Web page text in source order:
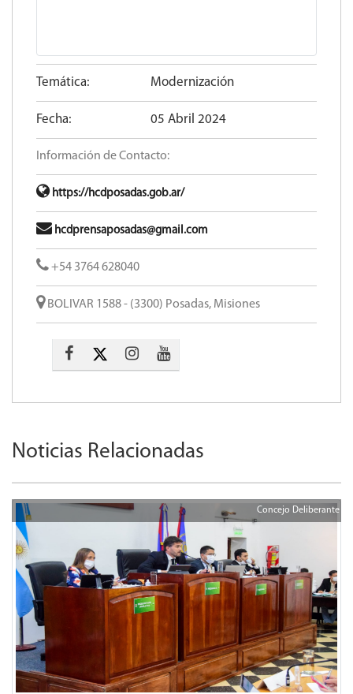
Temática: Modernización
Fecha: 05 Abril 2024
Información de Contacto:
https://hcdposadas.gob.ar/
hcdprensaposadas@gmail.com
+54 3764 628040
BOLIVAR 1588 - (3300) Posadas, Misiones
Noticias Relacionadas
Concejo Deliberante